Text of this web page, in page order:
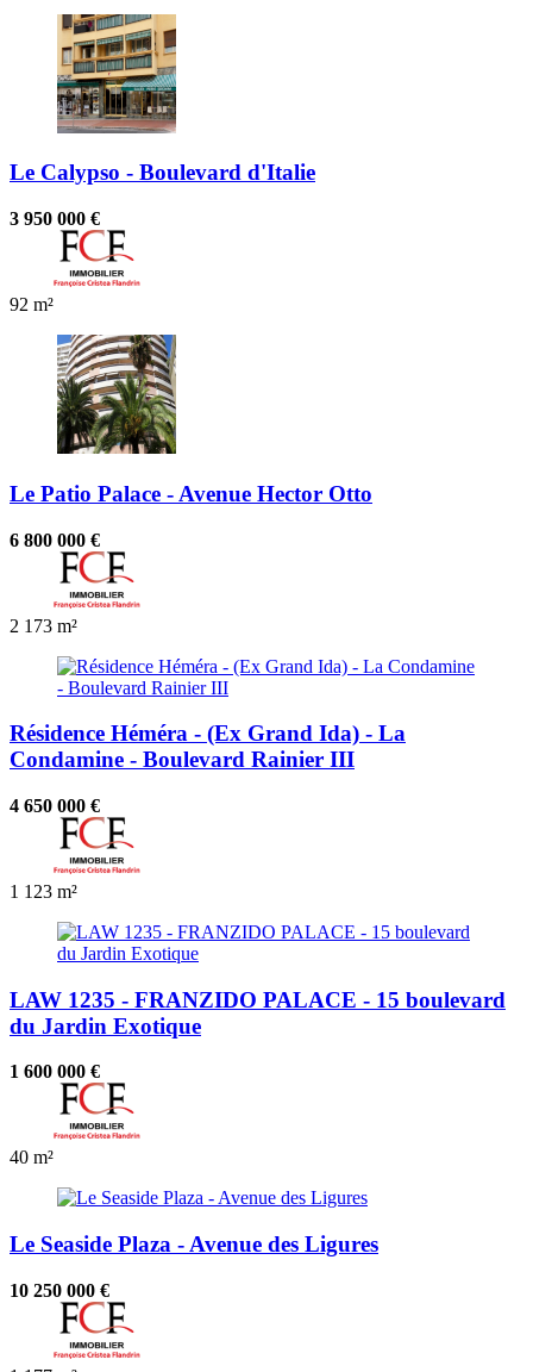
Le Calypso - Boulevard d'Italie
3 950 000 €
92 m²
Le Patio Palace - Avenue Hector Otto
6 800 000 €
2 173 m²
Résidence Héméra - (Ex Grand Ida) - La
Condamine - Boulevard Rainier III
4 650 000 €
1 123 m²
LAW 1235 - FRANZIDO PALACE - 15 boulevard
du Jardin Exotique
1 600 000 €
40 m²
Le Seaside Plaza - Avenue des Ligures
10 250 000 €